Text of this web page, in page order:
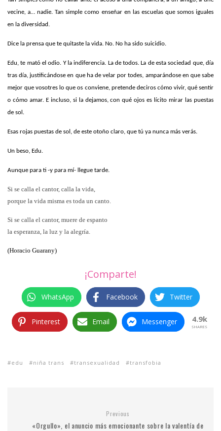
vecine, a… nadie. Tan simple como enseñar en las escuelas que somos iguales
en la diversidad.
Dice la prensa que te quitaste la vida. No. No ha sido suicidio.
Edu, te mató el odio. Y la indiferencia. La de todos. La de esta sociedad que, día
tras día, justificándose en que ha de velar por todes, amparándose en que sabe
mejor que vosotres lo que os conviene, pretende deciros cómo vivir, qué sentir
o cómo amar. E incluso, si la dejamos, con qué ojos es lícito mirar las puestas
de sol.
Esas rojas puestas de sol, de este otoño claro, que tú ya nunca más verás.
Un beso, Edu.
Aunque para ti -y para mí- llegue tarde.
Si se calla el cantor, calla la vida,
porque la vida misma es toda un canto.
Si se calla el cantor, muere de espanto
la esperanza, la luz y la alegría.
(Horacio Guarany)
¡Comparte!
WhatsApp Facebook Twitter
Pinterest Email Messenger 4.9k
SHARES
edu niña trans transexualidad transfobia
Previous
«Orgullo», el anuncio más emocionante sobre la valentía de